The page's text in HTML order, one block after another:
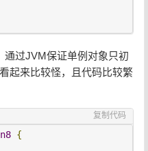
通过JVM保证单例对象只初
起来比较怪，且代码比较繁
复制代码
{